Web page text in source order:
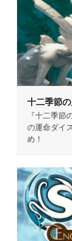
十二季節
『十二季節
の運命ダイ
め！